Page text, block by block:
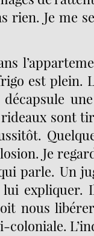
rien. Je me
est plein.
sont
Je
parle. Un
lui
nous
coloniale.